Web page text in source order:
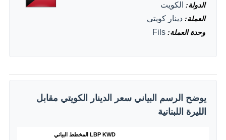
الدولة الكويت
العملة دينار كويتى
وحدة العملة Fils
يوضح الرسم البياني سعر الدينار الكويتي مقابل
الليرة اللبنانية
المخطط البياني LBP KWD